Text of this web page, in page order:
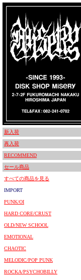
新入荷
再入荷
RECOMMEND
セール商品
すべての商品を見る
IMPORT
PUNK/OI
HARD CORE/CRUST
OLD/NEW SCHOOL
EMOTIONAL
CHAOTIC
MELODIC/POP PUNK
ROCKA/PSYCHOBILLY